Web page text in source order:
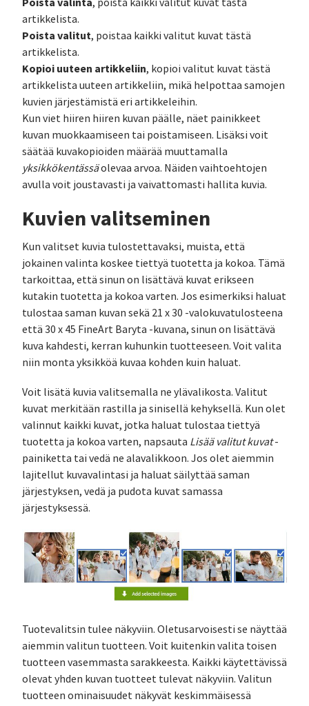
, poista kaikki valitut kuvat tästä
artikkelista.
Poista valitut, poistaa kaikki valitut kuvat tästä
artikkelista.
Kopioi uuteen artikkeliin, kopioi valitut kuvat tästä
artikkelista uuteen artikkeliin, mikä helpottaa samojen
kuvien järjestämistä eri artikkeleihin.
Kun viet hiiren hiiren kuvan päälle, näet painikkeet
kuvan muokkaamiseen tai poistamiseen. Lisäksi voit
säätää kuvakopioiden määrää muuttamalla
yksikkökentässäolevaa arvoa. Näiden vaihtoehtojen
avulla voit joustavasti ja vaivattomasti hallita kuvia.
Kuvien valitseminen
Kun valitset kuvia tulostettavaksi, muista, että
jokainen valinta koskee tiettyä tuotetta ja kokoa. Tämä
tarkoittaa, että sinun on lisättävä kuvat erikseen
kutakin tuotetta ja kokoa varten. Jos esimerkiksi haluat
tulostaa saman kuvan sekä 21 x 30 -valokuvatulosteena
että 30 x 45 FineArt Baryta -kuvana, sinun on lisättävä
kuva kahdesti, kerran kuhunkin tuotteeseen. Voit valita
niin monta yksikköä kuvaa kohden kuin haluat.
Voit lisätä kuvia valitsemalla ne ylävalikosta. Valitut
kuvat merkitään rastilla ja sinisellä kehyksellä. Kun olet
valinnut kaikki kuvat, jotka haluat tulostaa tiettyä
tuotetta ja kokoa varten, napsauta Lisää valitut kuvat-
painiketta tai vedä ne alavalikkoon. Jos olet aiemmin
lajitellut kuvavalintasi ja haluat säilyttää saman
järjestyksen, vedä ja pudota kuvat samassa
järjestyksessä.
Tuotevalitsin tulee näkyviin. Oletusarvoisesti se näyttää
aiemmin valitun tuotteen. Voit kuitenkin valita toisen
tuotteen vasemmasta sarakkeesta. Kaikki käytettävissä
olevat yhden kuvan tuotteet tulevat näkyviin. Valitun
tuotteen ominaisuudet näkyvät keskimmäisessä